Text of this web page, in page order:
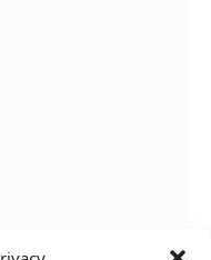
IGT 2015,